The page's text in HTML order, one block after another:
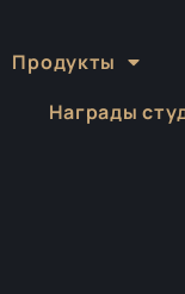
Продукты
Награды